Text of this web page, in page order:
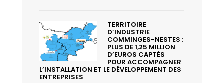
TERRITOIRE
D’INDUSTRIE
COMMINGES-NESTES :
PLUS DE 1,25 MILLION
D’EUROS CAPTÉS
POUR ACCOMPAGNER
L’INSTALLATION ET LE DÉVELOPPEMENT DES
ENTREPRISES